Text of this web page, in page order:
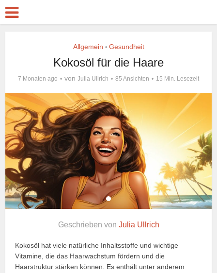
Allgemein • Gesundheit
Kokosöl für die Haare
7 Monaten ago von Julia Ullrich 85 Ansichten 15 Min. Lesezeit
Geschrieben von Julia Ullrich
Kokosöl hat viele natürliche Inhaltsstoffe und wichtige
Vitamine, die das Haarwachstum fördern und die
Haarstruktur stärken können. Es enthält unter anderem